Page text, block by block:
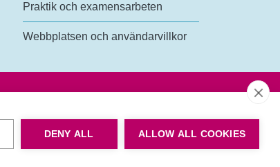
DENY ALL ALLOW ALL COOKIES
Praktik och examensarbeten
Webbplatsen och användarvillkor